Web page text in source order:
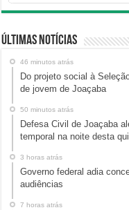
Últimas Notícias
46 minutos atrás
Do projeto social à
de jovem de Joaçaba
50 minutos atrás
Defesa Civil de Joaçaba
temporal na noite desta
3 horas atrás
Governo federal adia
audiências
7 horas atrás